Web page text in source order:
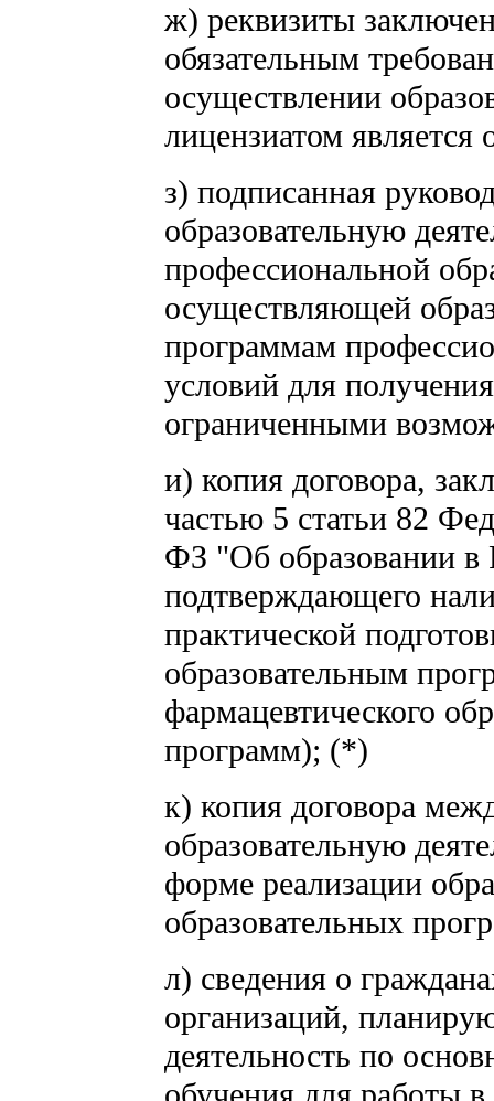
ж) реквизиты
обязательным
осуществлении
лицензиатом является
з) подписанная
образовательную
профессиональной
осуществляющей
программам
условий для
ограниченными
и) копия договора,
частью 5 статьи 82
ФЗ "Об образовании в
подтверждающего
практической
образовательным
фармацевтического
программ); (*)
к) копия договора
образовательную
форме реализации
образовательных
л) сведения о
организаций,
деятельность по